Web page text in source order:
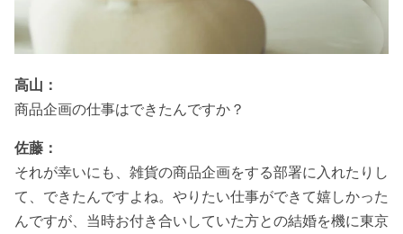
高山：
商品企画の仕事はできたんですか？
佐藤：
それが幸いにも、雑貨の商品企画をする部署に入れたりし
て、できたんですよね。やりたい仕事ができて嬉しかった
んですが、当時お付き合いしていた方との結婚を機に東京